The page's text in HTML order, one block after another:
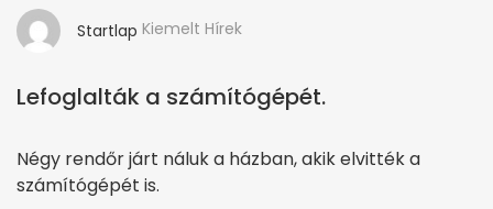
Startlap Kiemelt Hírek
Lefoglalták a számítógépét.
Négy rendőr járt náluk a házban, akik elvitték a
számítógépét is.